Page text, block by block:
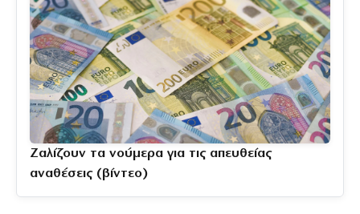
Ζαλίζουν τα νούμερα για τις απευθείας
αναθέσεις (βίντεο)